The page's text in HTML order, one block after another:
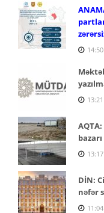
DİN:
nəfər